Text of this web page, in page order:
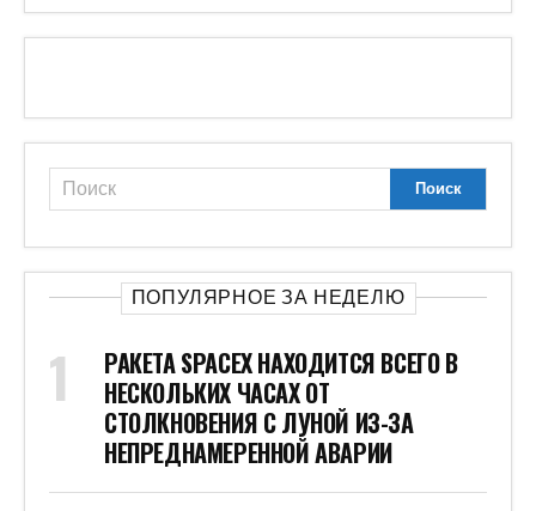
ПОПУЛЯРНОЕ ЗА НЕДЕЛЮ
РАКЕТА SPACEX НАХОДИТСЯ ВСЕГО В
НЕСКОЛЬКИХ ЧАСАХ ОТ
СТОЛКНОВЕНИЯ С ЛУНОЙ ИЗ-ЗА
НЕПРЕДНАМЕРЕННОЙ АВАРИИ